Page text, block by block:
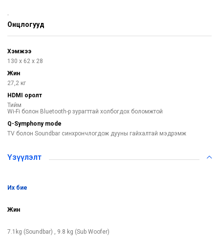
Онцлогууд
Хэмжээ
130 х 62 х 28
Жин
27,2 кг
HDMI оролт
Тийм
Wi-Fi болон Bluetooth-р зурагттай холбогдох боломжтой​
Q-Symphony mode
TV болон Soundbar синхрончлогдож дууны гайхалтай мэдрэмж​
Үзүүлэлт
их бие
Жин
7.1kg (Soundbar) , 9.8 kg (Sub Woofer)